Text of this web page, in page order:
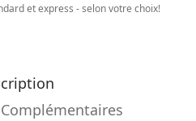
et express - selon votre choix!